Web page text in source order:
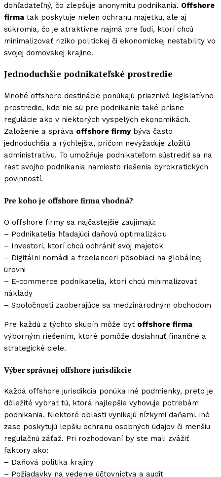
dohľadateľný, čo zlepšuje anonymitu podnikania. Offshore
firma tak poskytuje nielen ochranu majetku, ale aj
súkromia, čo je atraktívne najmä pre ľudí, ktorí chcú
minimalizovať riziko politickej či ekonomickej nestability vo
svojej domovskej krajine.
Jednoduchšie podnikateľské prostredie
Mnohé offshore destinácie ponúkajú priaznivé legislatívne
prostredie, kde nie sú pre podnikanie také prísne
regulácie ako v niektorých vyspelých ekonomikách.
Založenie a správa offshore firmybýva často
jednoduchšia a rýchlejšia, pričom nevyžaduje zložitú
administratívu. To umožňuje podnikateľom sústrediť sa na
rast svojho podnikania namiesto riešenia byrokratických
povinností.
Pre koho je offshore firma vhodná?
O offshore firmy sa najčastejšie zaujímajú:
– Podnikatelia hľadajúci daňovú optimalizáciu
– Investori, ktorí chcú ochrániť svoj majetok
– Digitálni nomádi a freelanceri pôsobiaci na globálnej
úrovni
– E-commerce podnikatelia, ktorí chcú minimalizovať
náklady
– Spoločnosti zaoberajúce sa medzinárodným obchodom
Pre každú z týchto skupín môže byť offshore firma
výborným riešením, ktoré pomôže dosiahnuť finančné a
strategické ciele.
Výber správnej offshore jurisdikcie
Každá offshore jurisdikcia ponúka iné podmienky, preto je
dôležité vybrať tú, ktorá najlepšie vyhovuje potrebám
podnikania. Niektoré oblasti vynikajú nízkymi daňami, iné
zase poskytujú lepšiu ochranu osobných údajov či menšiu
regulačnú záťaž. Pri rozhodovaní by ste mali zvážiť
faktory ako:
– Daňová politika krajiny
– Požiadavky na vedenie účtovníctva a audit